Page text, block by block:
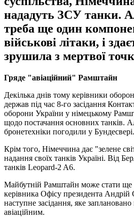
нададуть ЗСУ танки.
треба ще один
військові літаки, і
зрушила з мертвої
Гряде "авіаційний" Рамштайн
Декілька днів тому керівники
держав під час 8-го засідання
оборони України у німецькому
щодо постачання основних танків.
бронетехніки погодили у Бундесвері.
Крім того, Німеччина дає "зелене
надання своїх танків Україні. Від
танків Leopard-2 A6.
Майбутній Рамштайн може стати ще
керівника Офісу президента
наступне засідання, яке
авіаційним.